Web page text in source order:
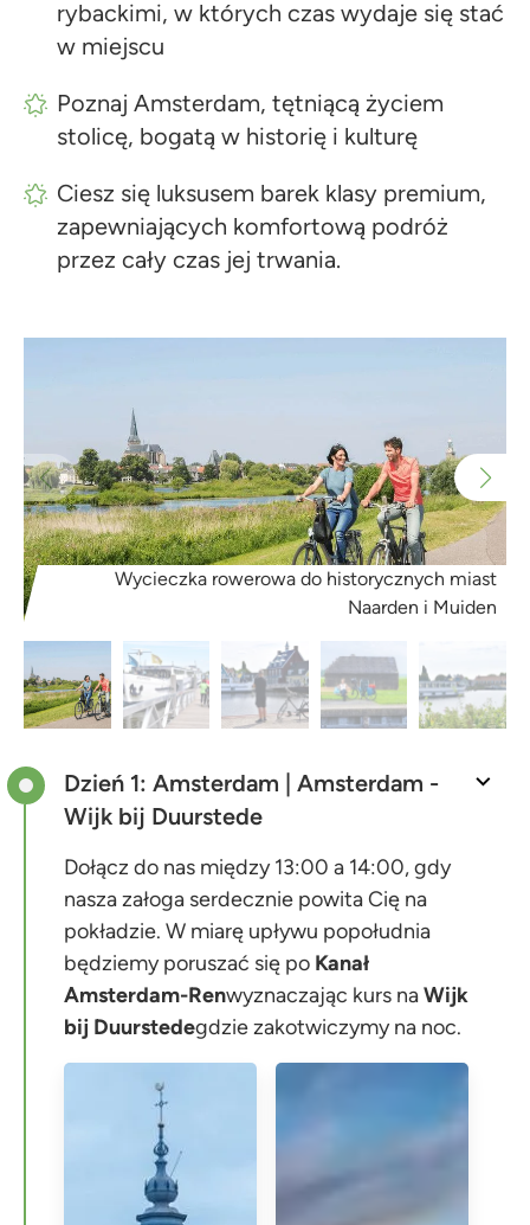
rybackimi, w których czas wydaje się stać
w miejscu
Poznaj Amsterdam, tętniącą życiem
stolicę, bogatą w historię i kulturę
Ciesz się luksusem barek klasy premium,
zapewniających komfortową podróż
przez cały czas jej trwania.
Wycieczka rowerowa do historycznych miast
Naarden i Muiden
Dzień 1: Amsterdam | Amsterdam -
Wijk bij Duurstede
Dołącz do nas między 13:00 a 14:00, gdy
nasza załoga serdecznie powita Cię na
pokładzie. W miarę upływu popołudnia
będziemy poruszać się po Kanał
Amsterdam-Renwyznaczając kurs naWijk
bij Duurstedegdzie zakotwiczymy na noc.